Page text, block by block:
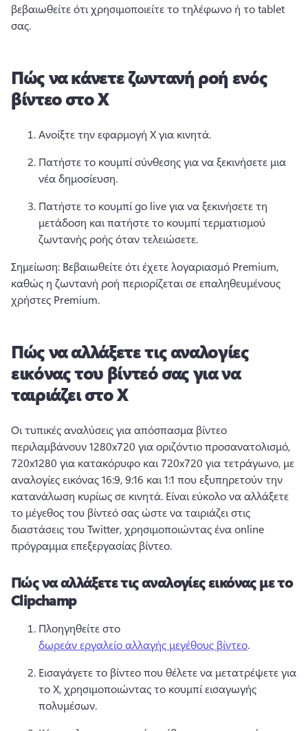
βεβαιωθείτε ότι χρησιμοποιείτε το τηλέφωνο ή το tablet
σας.
Πώς να κάνετε ζωντανή ροή ενός
βίντεο στο X
Ανοίξτε την εφαρμογή X για κινητά.
Πατήστε το κουμπί σύνθεσης για να ξεκινήσετε μια
νέα δημοσίευση.
Πατήστε το κουμπί go live για να ξεκινήσετε τη
μετάδοση και πατήστε το κουμπί τερματισμού
ζωντανής ροής όταν τελειώσετε.
Σημείωση: Βεβαιωθείτε ότι έχετε λογαριασμό Premium,
καθώς η ζωντανή ροή περιορίζεται σε επαληθευμένους
χρήστες Premium.
Πώς να αλλάξετε τις αναλογίες
εικόνας του βίντεό σας για να
ταιριάζει στο X
Οι τυπικές αναλύσεις για απόσπασμα βίντεο
περιλαμβάνουν 1280x720 για οριζόντιο προσανατολισμό,
720x1280 για κατακόρυφο και 720x720 για τετράγωνο, με
αναλογίες εικόνας 16:9, 9:16 και 1:1 που εξυπηρετούν την
κατανάλωση κυρίως σε κινητά. Είναι εύκολο να αλλάξετε
το μέγεθος του βίντεό σας ώστε να ταιριάζει στις
διαστάσεις του Twitter, χρησιμοποιώντας ένα online
πρόγραμμα επεξεργασίας βίντεο.
Πώς να αλλάξετε τις αναλογίες εικόνας με το
Clipchamp
Πλοηγηθείτε στο
δωρεάν εργαλείο αλλαγής μεγέθους βίντεο.
Εισαγάγετε το βίντεο που θέλετε να μετατρέψετε για
το X, χρησιμοποιώντας το κουμπί εισαγωγής
πολυμέσων.